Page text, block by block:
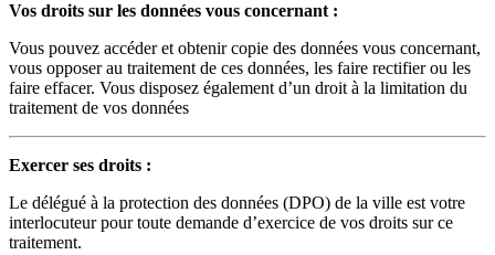
Vos droits sur les données vous concernant :
Vous pouvez accéder et obtenir copie des données vous concernant,
vous opposer au traitement de ces données, les faire rectifier ou les
faire effacer. Vous disposez également d’un droit à la limitation du
traitement de vos données
Exercer ses droits :
Le délégué à la protection des données (DPO) de la ville est votre
interlocuteur pour toute demande d’exercice de vos droits sur ce
traitement.